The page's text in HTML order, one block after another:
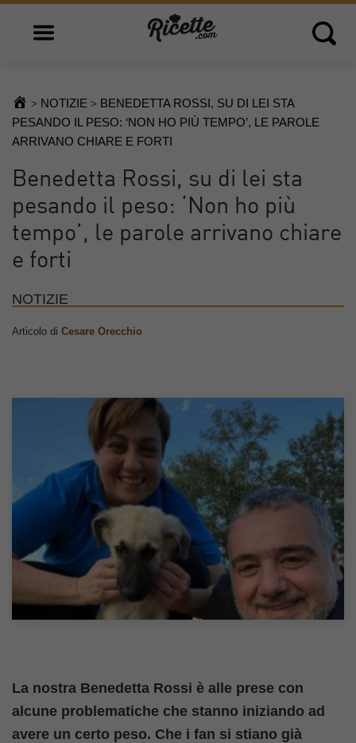
Open main menu Open
> NOTIZIE > BENEDETTA ROSSI, SU DI LEI STA
PESANDO IL PESO: ‘NON HO PIÙ TEMPO’, LE PAROLE
ARRIVANO CHIARE E FORTI
Benedetta Rossi, su di lei sta
pesando il peso: ‘Non ho più
tempo’, le parole arrivano chiare
e forti
NOTIZIE
Articolo di Cesare Orecchio
La nostra Benedetta Rossi è alle prese con
alcune problematiche che stanno iniziando ad
avere un certo peso. Che i fan si stiano già